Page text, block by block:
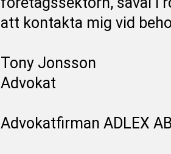
att kontakta mig vid
Tony Jonsson
Advokat
Advokatfirman ADLEX